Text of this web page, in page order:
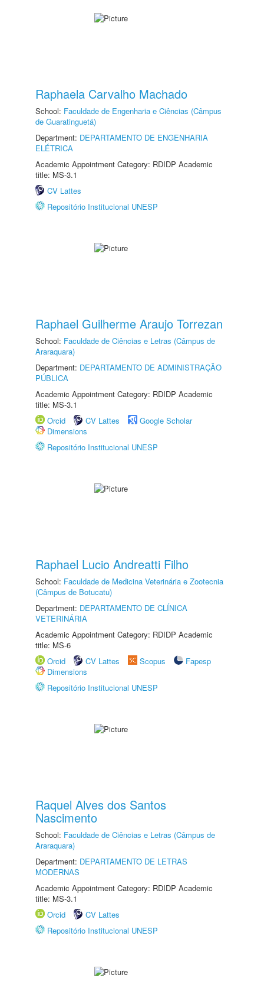
Raphaela Carvalho Machado
School: Faculdade de Engenharia e Ciências (Câmpus
de Guaratinguetá)
Department: DEPARTAMENTO DE ENGENHARIA
ELÉTRICA
Academic Appointment Category: RDIDP Academic
title: MS-3.1
CV Lattes
Repositório Institucional UNESP
Raphael Guilherme Araujo Torrezan
School: Faculdade de Ciências e Letras (Câmpus de
Araraquara)
Department: DEPARTAMENTO DE ADMINISTRAÇÃO
PÚBLICA
Academic Appointment Category: RDIDP Academic
title: MS-3.1
Orcid
CV Lattes
Google Scholar
Dimensions
Repositório Institucional UNESP
Raphael Lucio Andreatti Filho
School: Faculdade de Medicina Veterinária e Zootecnia
(Câmpus de Botucatu)
Department: DEPARTAMENTO DE CLÍNICA
VETERINÁRIA
Academic Appointment Category: RDIDP Academic
title: MS-6
Orcid
CV Lattes Scopus
Fapesp
Dimensions
Repositório Institucional UNESP
Raquel Alves dos Santos
Nascimento
School: Faculdade de Ciências e Letras (Câmpus de
Araraquara)
Department: DEPARTAMENTO DE LETRAS
MODERNAS
Academic Appointment Category: RDIDP Academic
title: MS-3.1
Orcid
CV Lattes
Repositório Institucional UNESP